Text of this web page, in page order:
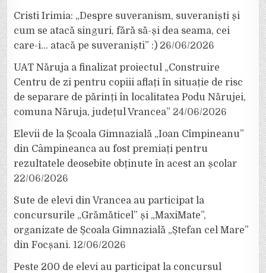
Cristi Irimia: „Despre suveranism, suveraniști și
cum se atacă singuri, fără să-și dea seama, cei
care-i… atacă pe suveraniști” :) 26/06/2026
UAT Năruja a finalizat proiectul „Construire
Centru de zi pentru copiii aflați în situație de risc
de separare de părinți în localitatea Podu Nărujei,
comuna Năruja, județul Vrancea” 24/06/2026
Elevii de la Școala Gimnazială „Ioan Cîmpineanu”
din Câmpineanca au fost premiați pentru
rezultatele deosebite obținute în acest an școlar
22/06/2026
Sute de elevi din Vrancea au participat la
concursurile „Grămăticel” și „MaxiMate”,
organizate de Școala Gimnazială „Ștefan cel Mare”
din Focșani. 12/06/2026
Peste 200 de elevi au participat la concursul